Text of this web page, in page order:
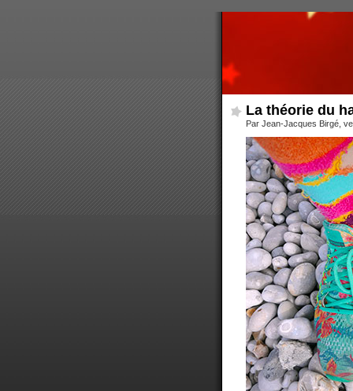
La théorie du
Par Jean-Jacques Birgé,